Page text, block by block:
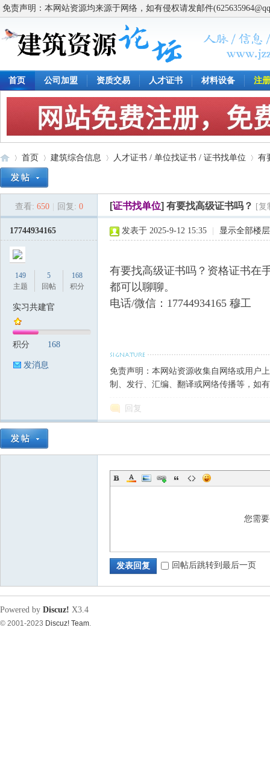
免责声明：本网站资源均来源于网络，如有侵权请发邮件
首页 公司加盟 资质交易 人才证书 材料设备 注
资
首页
›
建筑综合信息 人才证书 / 单位找证书 / 证书找单位
›
有
查看: 650 回复: 0 [证书找单位] 有要找高级证书吗？ [复
17744934165
149
主题
5
回帖
168
积分
实习共建官
积分 168
发消息
发表于 2025-9-12 15:35 显示全部楼层
有要找高级证书吗？资格证书在
都可以聊聊。
电话/微信：17744934165 穆工
免责声明：本网站资源收集自网络或用户
制、发行、汇编、翻译或网络传播等，如
回复
您需
发表回复 回帖后跳转到最后一页
Powered by Discuz! X3.4
© 2001-2023 Discuz! Team